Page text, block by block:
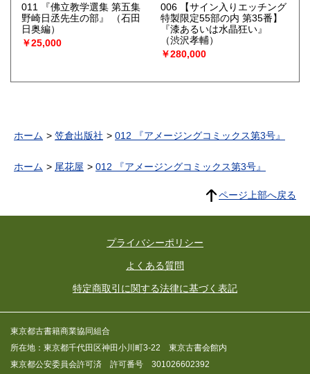
011 『佛立教学選集 第五集
野崎日丞先生の部』
（石田
日奥編）
￥25,000
006 【サイン入りエッチング
特製限定55部の内 第35番】
『漆あるいは水晶狂い』
（渋沢孝輔）
￥280,000
ホーム 笠倉出版社 012 『アメージングコミックス第3号』
ホーム 尾花屋 012 『アメージングコミックス第3号』
ページ上部へ戻る
プライバシーポリシー
よくある質問
特定商取引に関する法律に基づく表記
東京都古書籍商業協同組合
所在地：東京都千代田区神田小川町3-22 東京古書会館内
東京都公安委員会許可済 許可番号 301026602392